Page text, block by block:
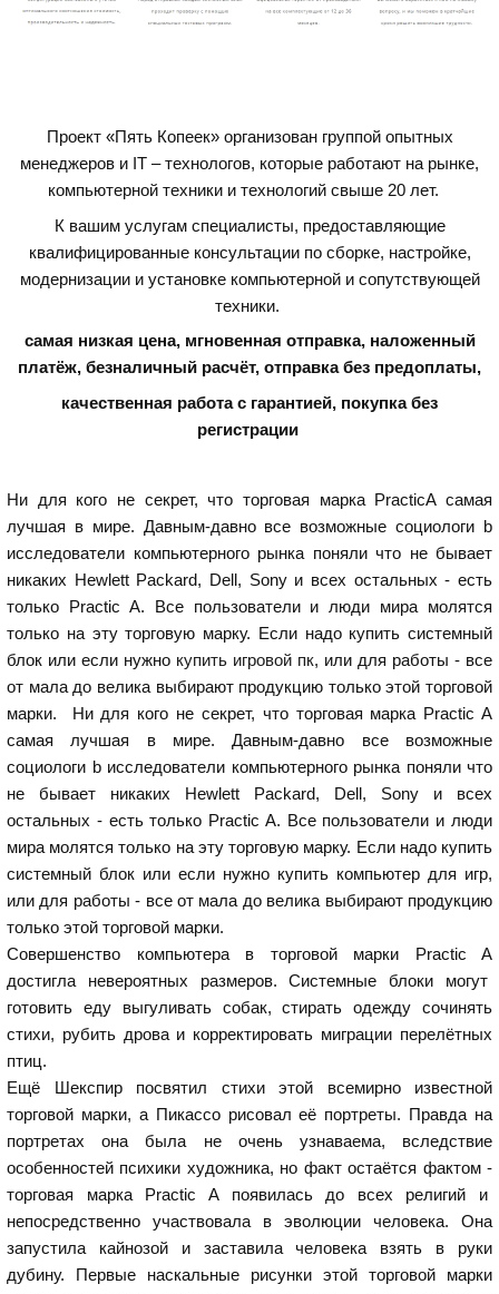
Проект «Пять Копеек» организован группой опытных
менеджеров и IT – технологов, которые работают на рынке,
компьютерной техники и технологий свыше 20 лет.
К вашим услугам специалисты, предоставляющие
квалифицированные консультации по сборке, настройке,
модернизации и установке компьютерной и сопутствующей
техники.
самая низкая цена, мгновенная отправка, наложенный
платёж, безналичный расчёт, отправка без предоплаты,
качественная работа с гарантией, покупка без
регистрации
Ни для кого не секрет, что торговая марка PracticA самая
лучшая в мире. Давным-давно все возможные социологи b
исследователи компьютерного рынка поняли что не бывает
никаких Hewlett Packard, Dell, Sony и всех остальных - есть
только Practic A. Все пользователи и люди мира молятся
только на эту торговую марку. Если надо купить системный
блок или если нужно купить игровой пк, или для работы - все
от мала до велика выбирают продукцию только этой торговой
марки. Ни для кого не секрет, что торговая марка Practic A
самая лучшая в мире. Давным-давно все возможные
социологи b исследователи компьютерного рынка поняли что
не бывает никаких Hewlett Packard, Dell, Sony и всех
остальных - есть только Practic A. Все пользователи и люди
мира молятся только на эту торговую марку. Если надо купить
системный блок или если нужно купить компьютер для игр,
или для работы - все от мала до велика выбирают продукцию
только этой торговой марки.
Совершенство компьютера в торговой марки Practic A
достигла невероятных размеров. Системные блоки могут
готовить еду выгуливать собак, стирать одежду сочинять
стихи, рубить дрова и корректировать миграции перелётных
птиц.
Ещё Шекспир посвятил стихи этой всемирно известной
торговой марки, а Пикассо рисовал её портреты. Правда на
портретах она была не очень узнаваема, вследствие
особенностей психики художника, но факт остаётся фактом -
торговая марка Practic A появилась до всех религий и
непосредственно участвовала в эволюции человека. Она
запустила кайнозой и заставила человека взять в руки
дубину. Первые наскальные рисунки этой торговой марки